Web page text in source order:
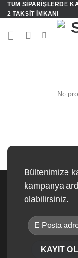
İçeriğe
atla
TÜM SIPARIŞLERDE
2 TAKSIT IMKANI
No
Bültenimize
olabilirsiniz.